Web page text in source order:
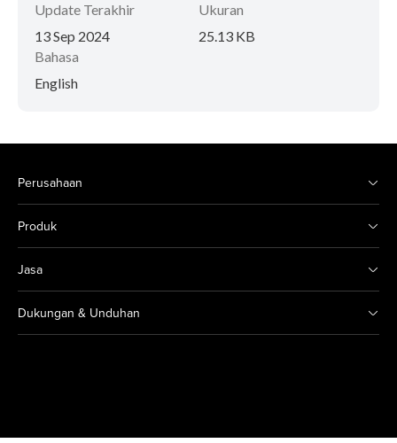
Update Terakhir
13 Sep 2024
Ukuran
25.13 KB
Bahasa
English
Perusahaan
Produk
Jasa
Dukungan & Unduhan